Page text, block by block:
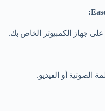
على جهاز الكمبيوتر الخاص بك.
الصوتية أو الفيديو.